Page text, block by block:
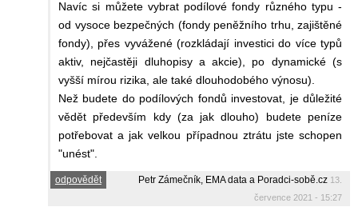
Navíc si můžete vybrat podílové fondy různého typu -
od vysoce bezpečných (fondy peněžního trhu, zajištěné
fondy), přes vyvážené (rozkládají investici do více typů
aktiv, nejčastěji dluhopisy a akcie), po dynamické (s
vyšší mírou rizika, ale také dlouhodobého výnosu).
Než budete do podílových fondů investovat, je důležité
vědět především kdy (za jak dlouho) budete peníze
potřebovat a jak velkou případnou ztrátu jste schopen
"unést".
odpovědět Petr Zámečník, EMA data a Poradci-sobě.cz 13.
července 2021 - 15:27